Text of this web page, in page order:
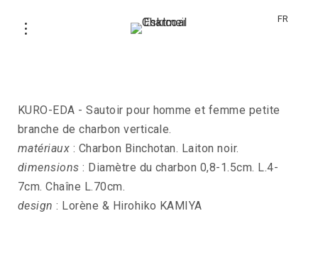
FR
KURO-EDA - Sautoir pour homme et femme petite
branche de charbon verticale.
matériaux : Charbon Binchotan. Laiton noir.
dimensions : Diamètre du charbon 0,8-1.5cm. L.4-
7cm. Chaîne L.70cm.
design : Lorène & Hirohiko KAMIYA